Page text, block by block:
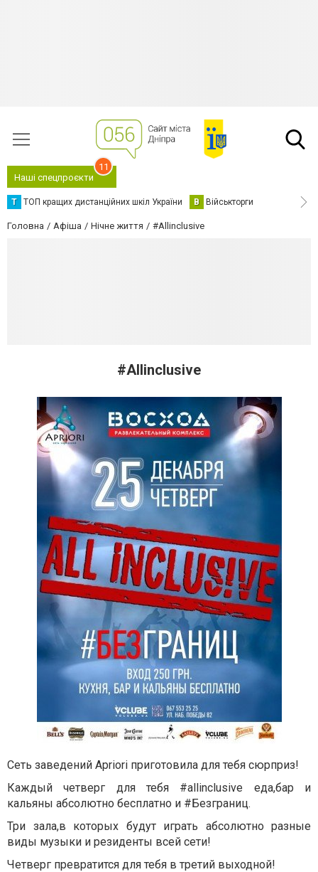
Наші спецпроєкти
11
Т ТОП кращих дистанційних шкіл України В Військторги
Головна Афіша Нічне життя #Аllinclusive
#Аllinclusive
Сеть заведений Apriori приготовила для тебя сюрприз!
Каждый четверг для тебя #allinclusive еда,бар и
кальяны абсолютно бесплатно и #Безграниц.
Три зала,в которых будут играть абсолютно разные
виды музыки и резиденты всей сети!
Четверг превратится для тебя в третий выходной!